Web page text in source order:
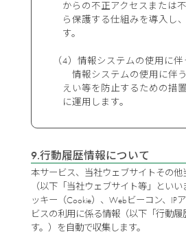
からの不正アクセスまたは
ら保護する仕組みを導入し
す。
（4）情報システムの使用に
情報システムの使用に伴
えい等を防止するための措
に運用します。
9.行動履歴情報について
本サービス、当社ウェブサイトその
（以下「当社ウェブサイト等」とい
ッキー（Cookie）、Webビーコン、IP
ビスの利用に係る情報（以下「行動履
す。）を自動で収集します。